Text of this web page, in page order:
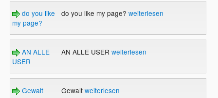
do you like
my page?
do you like my page? weiterlesen
AN ALLE
USER
AN ALLE USER weiterlesen
Gewalt Gewalt weiterlesen